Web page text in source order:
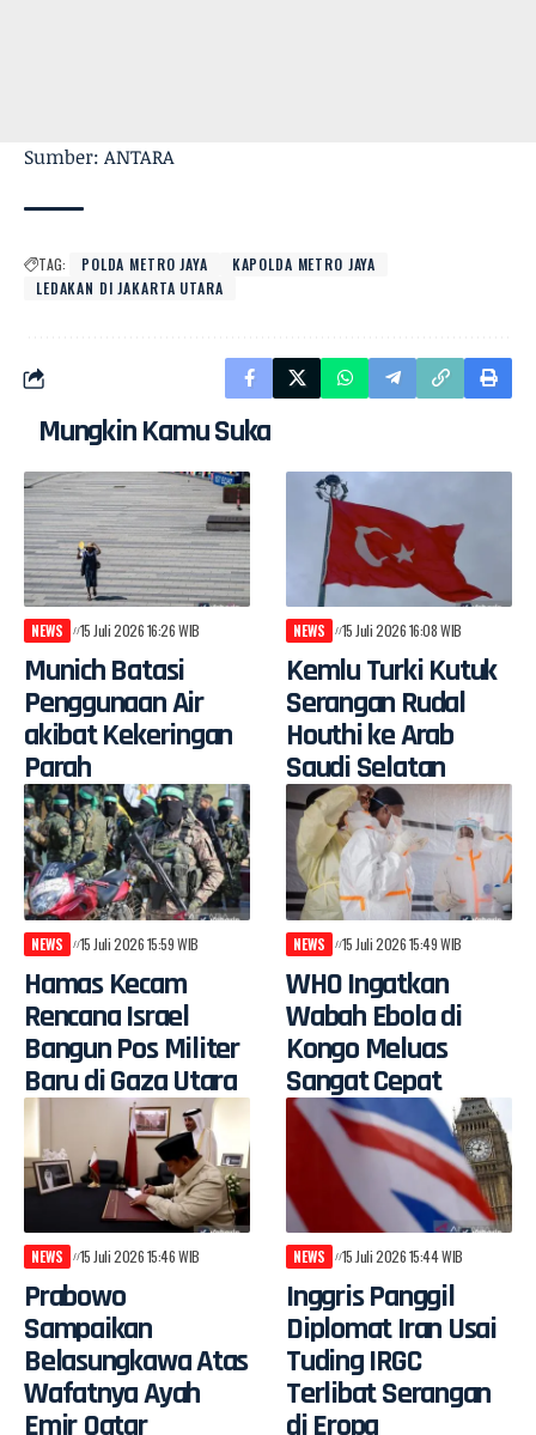
Sumber: ANTARA
TAG: POLDA METRO JAYA
KAPOLDA METRO JAYA
LEDAKAN DI JAKARTA UTARA
Mungkin Kamu Suka
NEWS 15 Juli 2026 16:26 WIB
Munich Batasi
Penggunaan Air
akibat Kekeringan
Parah
NEWS 15 Juli 2026 16:08 WIB
Kemlu Turki Kutuk
Serangan Rudal
Houthi ke Arab
Saudi Selatan
NEWS 15 Juli 2026 15:59 WIB
Hamas Kecam
Rencana Israel
Bangun Pos Militer
Baru di Gaza Utara
NEWS 15 Juli 2026 15:49 WIB
WHO Ingatkan
Wabah Ebola di
Kongo Meluas
Sangat Cepat
NEWS 15 Juli 2026 15:46 WIB
Prabowo
Sampaikan
Belasungkawa Atas
Wafatnya Ayah
Emir Qatar
NEWS 15 Juli 2026 15:44 WIB
Inggris Panggil
Diplomat Iran Usai
Tuding IRGC
Terlibat Serangan
di Eropa